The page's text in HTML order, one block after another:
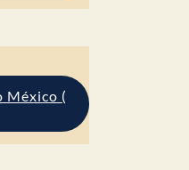
México (